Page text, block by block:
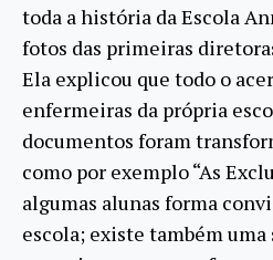
toda a história da Escola
fotos das primeiras
Ela explicou que todo o
enfermeiras da própria
documentos foram
como por exemplo “As
algumas alunas forma
escola; existe também uma